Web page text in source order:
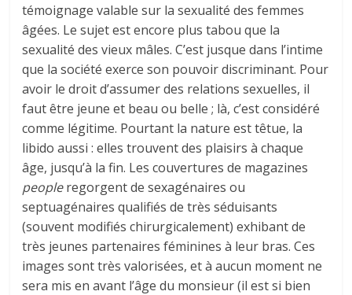
témoignage valable sur la sexualité des femmes
âgées. Le sujet est encore plus tabou que la
sexualité des vieux mâles. C’est jusque dans l’intime
que la société exerce son pouvoir discriminant. Pour
avoir le droit d’assumer des relations sexuelles, il
faut être jeune et beau ou belle ; là, c’est considéré
comme légitime. Pourtant la nature est têtue, la
libido aussi : elles trouvent des plaisirs à chaque
âge, jusqu’à la fin. Les couvertures de magazines
peopleregorgent de sexagénaires ou
septuagénaires qualifiés de très séduisants
(souvent modifiés chirurgicalement) exhibant de
très jeunes partenaires féminines à leur bras. Ces
images sont très valorisées, et à aucun moment ne
sera mis en avant l’âge du monsieur (il est si bien